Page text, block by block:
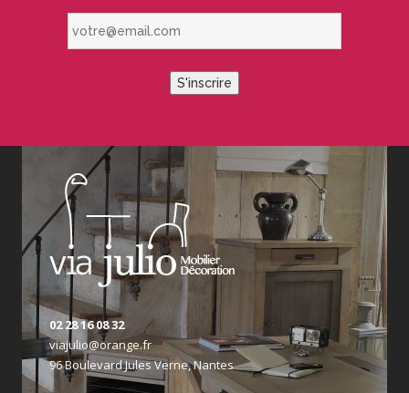
S'inscrire
02 28 16 08 32
viajulio@orange.fr
96 Boulevard Jules Verne, Nantes